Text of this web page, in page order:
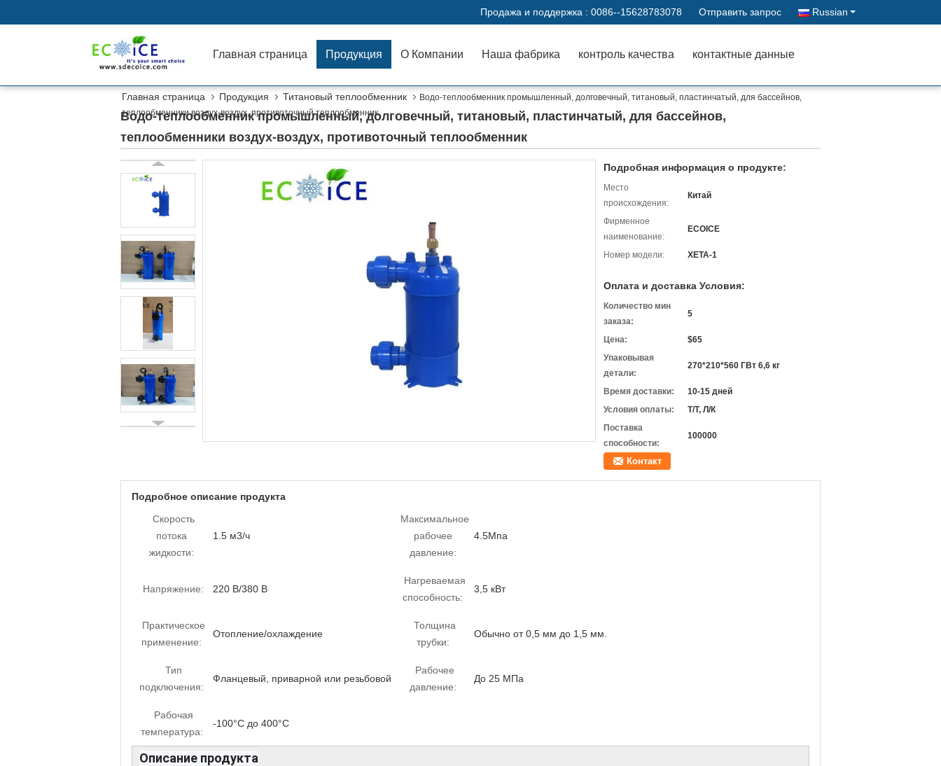
Продажа и поддержка : 0086--15628783078 Отправить запрос Russian
Главная страница Продукция О Компании Наша фабрика контроль качества контактные данные
Главная страница Продукция Титановый теплообменник
Водо-теплообменник промышленный, долговечный, титановый, пластинчатый, для бассейнов,
теплообменники воздух-воздух, противоточный теплообменник
Водо-теплообменник промышленный, долговечный, титановый, пластинчатый, для бассейнов,
теплообменники воздух-воздух, противоточный теплообменник
Подробная информация о продукте:
Место
происхождения:
Китай
Фирменное
наименование:
ECOICE
Номер модели: ХЕТА-1
Оплата и доставка Условия:
Количество мин
заказа:
5
Цена:
$65
Упаковывая
детали:
270*210*560 ГВт 6,6 кг
Время доставки:
10-15 дней
Условия оплаты:
Т/Т, Л/К
Поставка
способности:
100000
Контакт
Подробное описание продукта
Скорость
потока
жидкости:
1.5 м3/ч
Максимальное
рабочее
давление:
4.5Мпа
Напряжение: 220 В/380 В
Нагреваемая
способность:
3,5 кВт
Практическое
применение:
Отопление/охлаждение
Толщина
трубки:
Обычно от 0,5 мм до 1,5 мм.
Тип
подключения:
Фланцевый, приварной или резьбовой
Рабочее
давление:
До 25 МПа
Рабочая
температура:
-100°C до 400°C
Описание продукта